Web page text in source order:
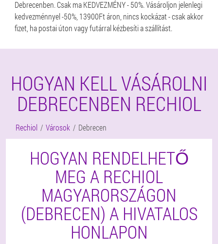
Debrecenben. Csak ma KEDVEZMÉNY - 50%. Vásároljon jelenlegi
kedvezménnyel -50%, 13900Ft áron, nincs kockázat - csak akkor
fizet, ha postai úton vagy futárral kézbesíti a szállítást.
HOGYAN KELL VÁSÁROLNI
DEBRECENBEN RECHIOL
Rechiol Városok Debrecen
HOGYAN RENDELHETŐ
MEG A RECHIOL
MAGYARORSZÁGON
(DEBRECEN) A HIVATALOS
HONLAPON